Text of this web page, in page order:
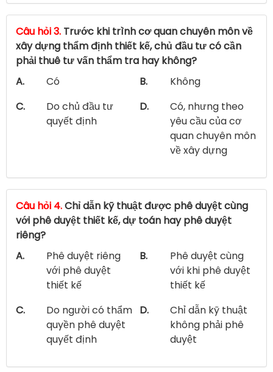
Câu hỏi 3. Trước khi trình cơ quan chuyên môn về
xây dựng thẩm định thiết kế, chủ đầu tư có cần
phải thuê tư vấn thẩm tra hay không?
A.
Có B.
Không
C.
Do chủ đầu tư
quyết định
D.
Có, nhưng theo
yêu cầu của cơ
quan chuyên môn
về xây dựng
Câu hỏi 4.Chỉ dẫn kỹ thuật được phê duyệt cùng
với phê duyệt thiết kế, dự toán hay phê duyệt
riêng?
A.
Phê duyệt riêng
với phê duyệt
thiết kế
B.
Phê duyệt cùng
với khi phê duyệt
thiết kế
C.
Do người có thẩm
quyền phê duyệt
quyết định
D.
Chỉ dẫn kỹ thuật
không phải phê
duyệt